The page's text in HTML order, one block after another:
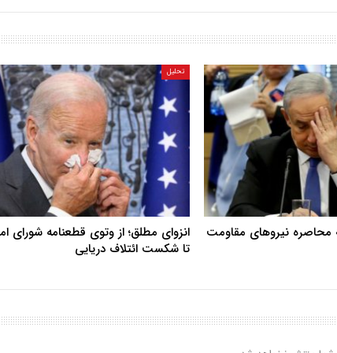
محاصره نیروهای مقاومت
تحلیل
انزوای مطلق؛ از وتوی قطعنامه شورای
تا شکست ائتلاف دریایی